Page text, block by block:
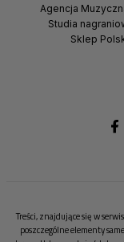
Agencja
Studia
Sklep
Treści, znajdujące się w
poszczególne elementy